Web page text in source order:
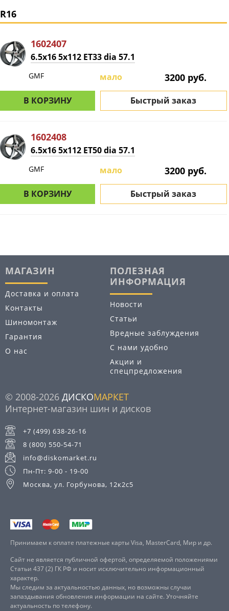
R16
1602407
6.5x16 5x112 ET33 dia 57.1
GMF мало 3200 руб.
В КОРЗИНУ Быстрый заказ
1602408
6.5x16 5x112 ET50 dia 57.1
GMF мало 3200 руб.
В КОРЗИНУ Быстрый заказ
МАГАЗИН
Доставка и оплата
Контакты
Шиномонтаж
Гарантия
О нас
ПОЛЕЗНАЯ
ИНФОРМАЦИЯ
Новости
Статьи
Вредные заблуждения
С нами удобно
Акции и
спецпредложения
© 2008-2026 ДИСКОМАРКЕТ
Интернет-магазин шин и дисков
+7 (499) 638-26-16
8 (800) 550-54-71
info@diskomarket.ru
Пн-Пт: 9-00 - 19-00
Москва, ул. Горбунова, 12к2с5
Принимаем к оплате платежные карты Visa, MasterCard, Мир и др.
Сайт не является публичной офертой, определяемой положениями
Статьи 437 (2) ГК РФ и носит исключительно информационный
характер.
Мы следим за актуальностью данных, но возможны случаи
запаздывания обновления информации на сайте. Уточняйте
актуальность по телефону.